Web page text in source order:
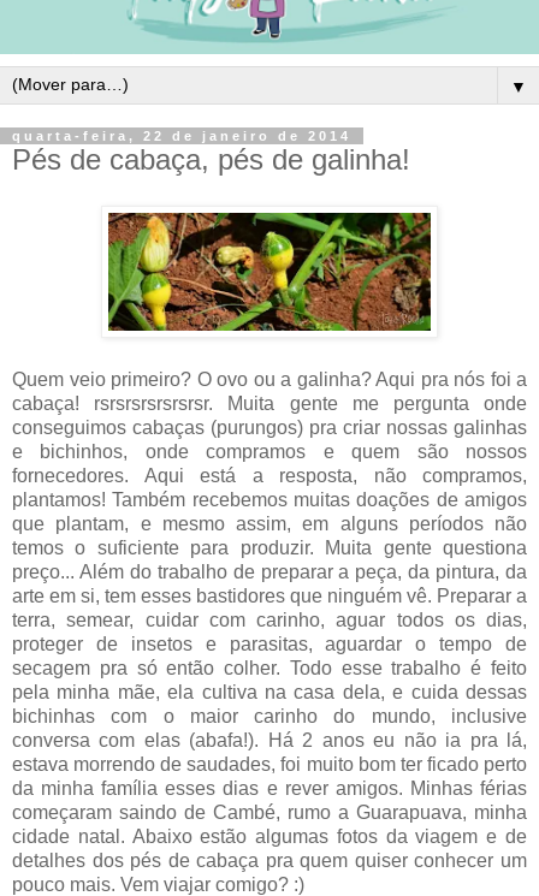
▼
quarta-feira, 22 de janeiro de 2014
Pés de cabaça, pés de galinha!
Quem veio primeiro? O ovo ou a galinha? Aqui pra nós foi a
cabaça! rsrsrsrsrsrsrsr. Muita gente me pergunta onde
conseguimos cabaças (purungos) pra criar nossas galinhas
e bichinhos, onde compramos e quem são nossos
fornecedores. Aqui está a resposta, não compramos,
plantamos! Também recebemos muitas doações de amigos
que plantam, e mesmo assim, em alguns períodos não
temos o suficiente para produzir. Muita gente questiona
preço... Além do trabalho de preparar a peça, da pintura, da
arte em si, tem esses bastidores que ninguém vê. Preparar a
terra, semear, cuidar com carinho, aguar todos os dias,
proteger de insetos e parasitas, aguardar o tempo de
secagem pra só então colher. Todo esse trabalho é feito
pela minha mãe, ela cultiva na casa dela, e cuida dessas
bichinhas com o maior carinho do mundo, inclusive
conversa com elas (abafa!). Há 2 anos eu não ia pra lá,
estava morrendo de saudades, foi muito bom ter ficado perto
da minha família esses dias e rever amigos. Minhas férias
começaram saindo de Cambé, rumo a Guarapuava, minha
cidade natal. Abaixo estão algumas fotos da viagem e de
detalhes dos pés de cabaça pra quem quiser conhecer um
pouco mais. Vem viajar comigo? :)